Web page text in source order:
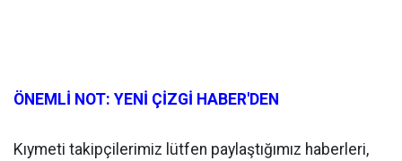
ÖNEMLİ NOT: YENİ ÇİZGİ HABER'DEN
Kıymeti takipçilerimiz lütfen paylaştığımız haberleri,